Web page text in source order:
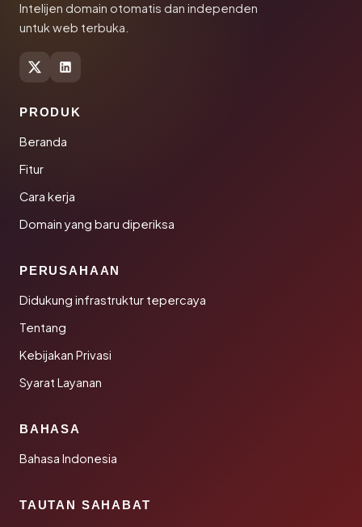
Intelijen domain otomatis dan independen
untuk web terbuka.
PRODUK
Beranda
Fitur
Cara kerja
Domain yang baru diperiksa
PERUSAHAAN
Didukung infrastruktur tepercaya
Tentang
Kebijakan Privasi
Syarat Layanan
BAHASA
Bahasa Indonesia
TAUTAN SAHABAT